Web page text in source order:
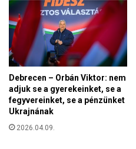
Debrecen – Orbán Viktor: nem
adjuk se a gyerekeinket, se a
fegyvereinket, se a pénzünket
Ukrajnának
2026.04.09.